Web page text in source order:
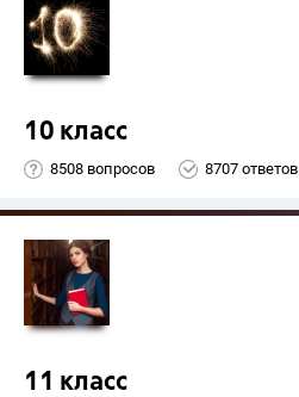
10 класс
8508 вопросов 8707 ответов
11 класс